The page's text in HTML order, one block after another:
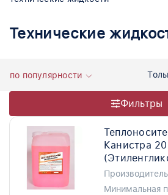
Технические
по популярности
Фильтры
Канистра 20
Минимальная